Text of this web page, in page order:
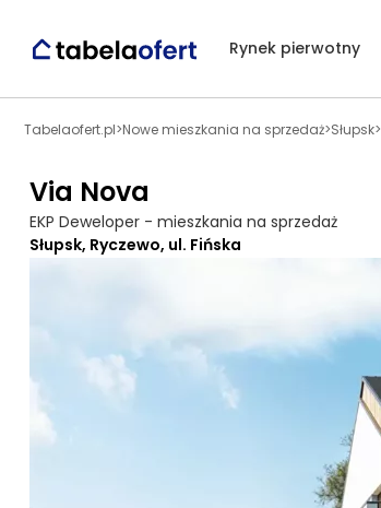
Rynek pierwotny
Tabelaofert.pl>Nowe mieszkania na sprzedaż>Słupsk>
Via Nova
EKP Deweloper - mieszkania na sprzedaż
Słupsk, Ryczewo, ul. Fińska